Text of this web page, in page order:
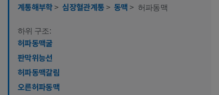
계통해부학> 심장혈관계통> 동맥> 허파동맥
하위 구조:
허파동맥굴
판막위능선
허파동맥갈림
오른허파동맥